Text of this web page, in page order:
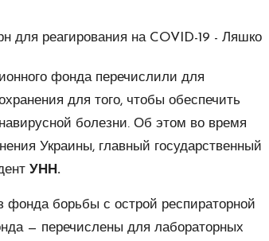
фонда перечислили для
для того, чтобы обеспечить
болезни. Об этом во время
Украины, главный государственный
УНН.
борьбы с острой респираторной
— перечислены для лабораторных